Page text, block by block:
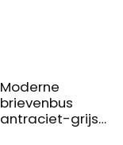
Moderne
brievenbus
antraciet-grijs